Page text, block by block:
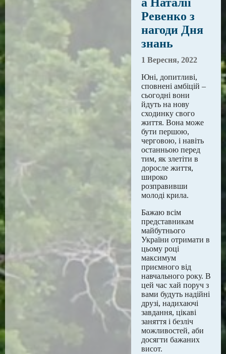
Ревенко з
нагоди Дня
знань
1 Вересня, 2022
Юні, допитливі,
сповнені амбіцій –
сьогодні вони
йдуть на нову
сходинку свого
життя. Вона може
бути першою,
черговою, і навіть
останньою перед
тим, як злетіти в
доросле життя,
широко
розправивши
молоді крила.
Бажаю всім
представникам
майбутнього
України отримати в
цьому році
максимум
приємного від
навчального року. В
цей час хай поруч з
вами будуть надійні
друзі, надихаючі
завдання, цікаві
заняття і безліч
можливостей, аби
досягти бажаних
висот.